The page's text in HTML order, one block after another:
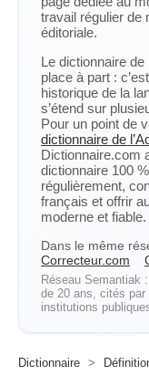
travail régulier de
éditoriale.
Le dictionnaire
place à part :
historique de la
s’étend sur
Pour un point de
dictionnaire de
Dictionnaire.com
dictionnaire 100
régulièrement,
français et offrir
moderne et fiable.
Dans le même
Correcteur.com
Réseau Semantiak
de 20 ans, cités
institutions
Dictionnaire >